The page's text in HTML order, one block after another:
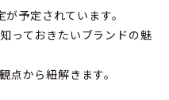
予定されています。
っておきたいブランドの魅
点から紐解きます。